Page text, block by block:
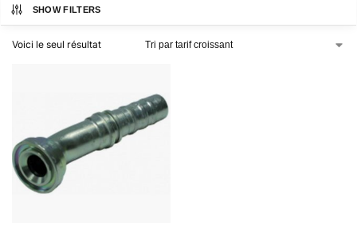
SHOW FILTERS
Voici le seul résultat